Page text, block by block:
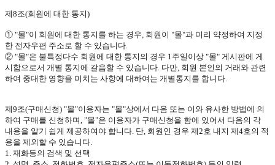
제8조(회원에 대한 통지)
① "몰"이 회원에 대한 통지를 하는 경우 회원이 "몰"과 미리 약정하여 지정
한 전자우편 주소로 할 수 있습니다
② "몰"은 불특정다수 회원에 대한 통지의 경우 1 주일이상 "몰" 게시판에 게
시함으로서 개별 통지에 갈음할 수 있습니다 다만 회원 본인의 거래와 관련
하여 중대한 영향을 미치는 사항에 대하여는 개별통지를 합니다
제9조(구매신청) "몰"이용자는 "몰"상에서 다음 또는 이와 유사한 방법에 의
하여 구매를 신청하며 , "몰"은 이용자가 구매신청을 함에 있어서 다음의 각
내용을 알기 쉽게 제공하여야 합니다 단 회원인 경우 제2호 내지 제4호의 적
용을 제외할 수 있습니다
1. 재화등의 검색 및 선택